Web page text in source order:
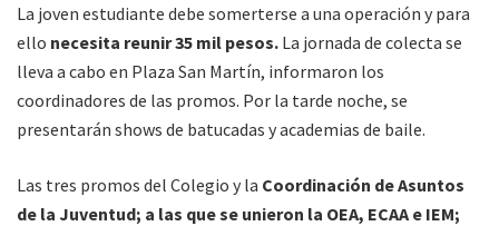
La joven estudiante debe somerterse a una operación y para
ello necesita reunir 35 mil pesos. La jornada de colecta se
lleva a cabo en Plaza San Martín, informaron los
coordinadores de las promos. Por la tarde noche, se
presentarán shows de batucadas y academias de baile.
Las tres promos del Colegio y la Coordinación de Asuntos
de la Juventud; a las que se unieron la OEA, ECAA e IEM;